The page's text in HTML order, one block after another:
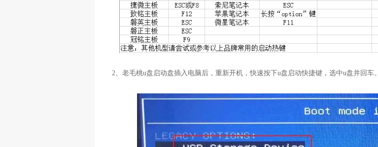
2、老毛桃u盘启动盘插入电脑后，重新开机，快速按下u盘启动快捷键，选中u盘并回车。